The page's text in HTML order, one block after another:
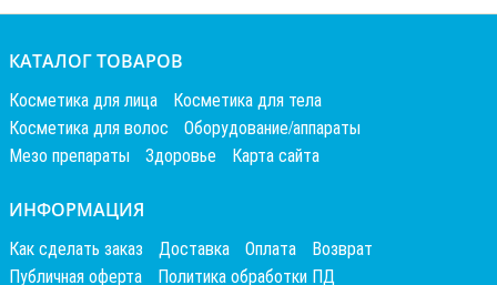
КАТАЛОГ ТОВАРОВ
Косметика для лица
Косметика для тела
Косметика для волос
Оборудование/аппараты
Мезо препараты
Здоровье Карта сайта
ИНФОРМАЦИЯ
Как сделать заказ Доставка Оплата
Возврат
Публичная оферта
Политика обработки ПД